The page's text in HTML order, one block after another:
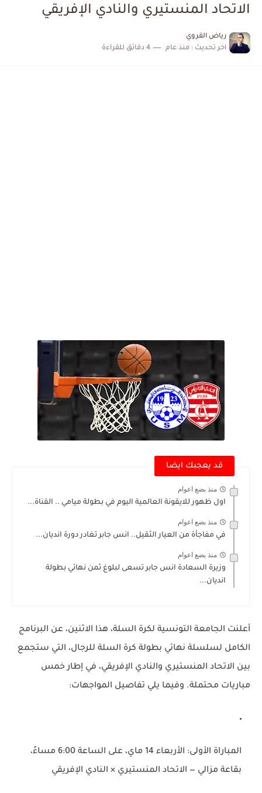
الاتحاد المنستيري والنادي الإفريقي
رياض القروي
اخر تحديث : منذ عام 4 دقائق للقراءة
قد يعجبك ايضا
منذ بضع اعوام
اول ظهور للايقونة العالمية اليوم في بطولة ميامي .. القناة...
منذ بضع اعوام
في مفاجأة من العيار الثقيل.. انس جابر تغادر دورة انديان...
منذ بضع اعوام
وزيرة السعادة انس جابر تسعى لبلوغ ثمن نهائي بطولة
انديان...
أعلنت الجامعة التونسية لكرة السلة، هذا الاثنين، عن البرنامج
الكامل لسلسلة نهائي بطولة كرة السلة للرجال، التي ستجمع
بين الاتحاد المنستيري والنادي الإفريقي، في إطار خمس
مباريات محتملة. وفيما يلي تفاصيل المواجهات:
المباراة الأولى
: الأربعاء 14 ماي، على الساعة 6:00 مساءً،
بقاعة مزالي — الاتحاد المنستيري × النادي الإفريقي